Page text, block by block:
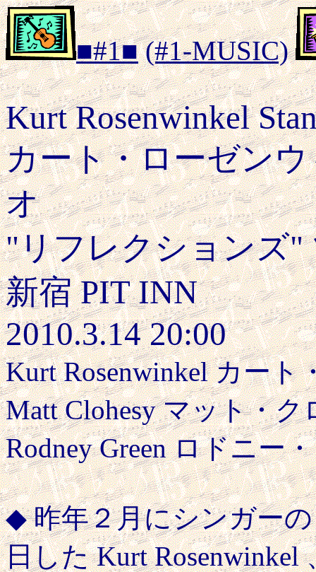
■#1■ (#1-MUSIC)
Kurt Rosenwinkel
カート・ローゼン
オ
"リフレクションズ"
新宿 PIT INN
2010.3.14 20:00
Kurt Rosenwinkel カー
Matt Clohesy マット・ク
Rodney Green ロドニー
◆ 昨年２月にシンガーの
日した Kurt